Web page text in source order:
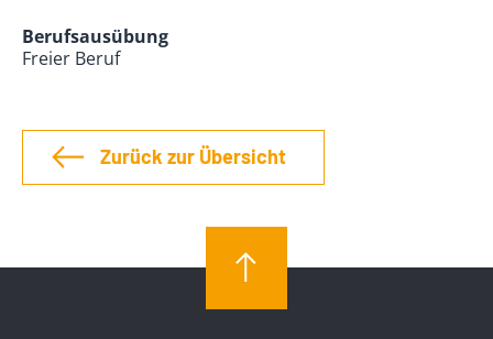
Berufsausübung
Freier Beruf
Zurück zur Übersicht